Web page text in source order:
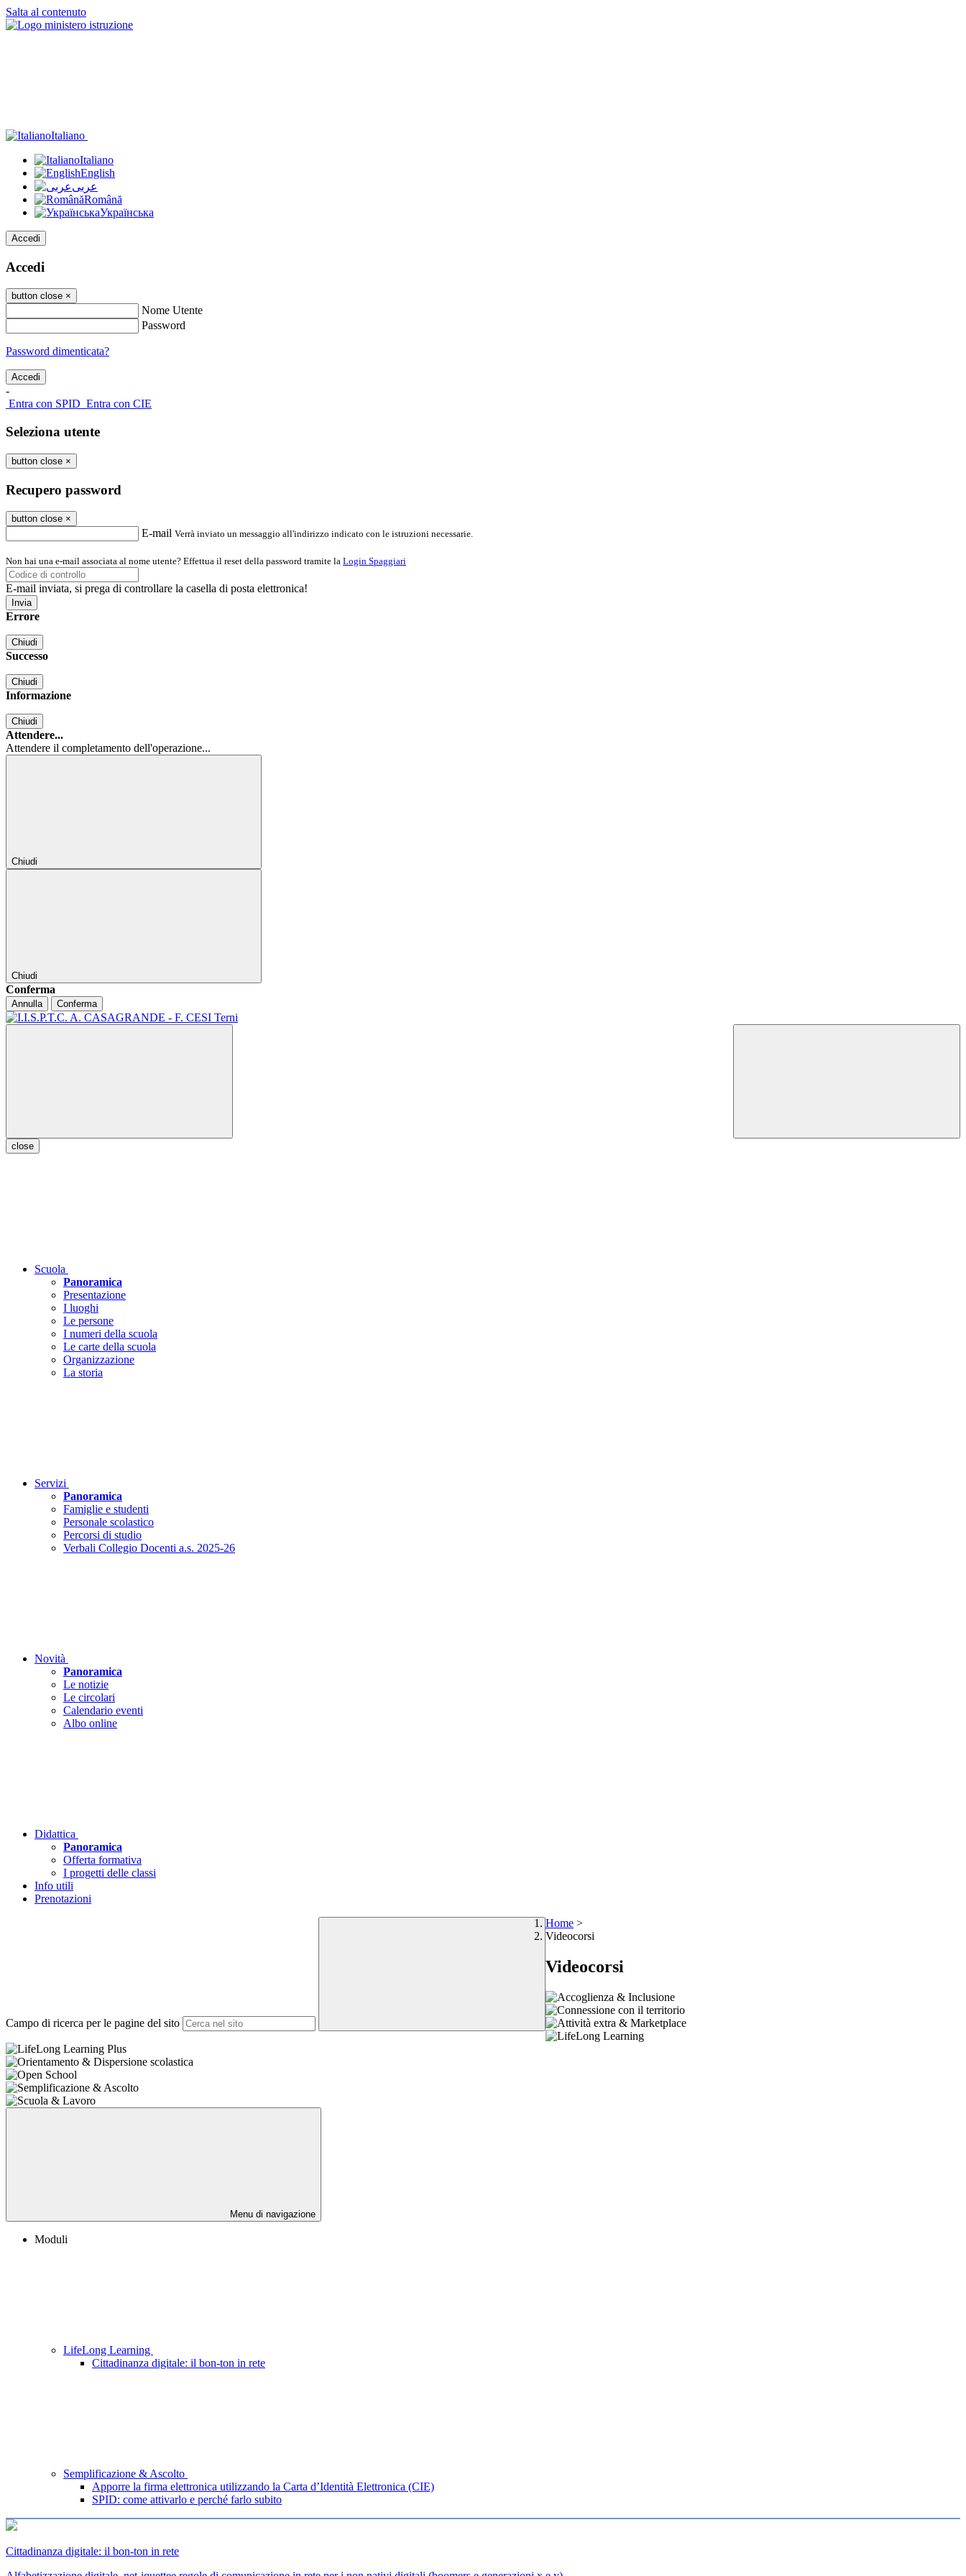
Salta al contenuto
Italiano
Italiano
English
عربى
Română
Українська
Accedi
Accedi
button close ×
Nome Utente
Password
Password dimenticata?
-
Entra con SPID Entra con CIE
Seleziona utente
button close ×
Recupero password
button close ×
E-mail Verrà inviato un messaggio all'indirizzo indicato con le istruzioni necessarie.
Non hai una e-mail associata al nome utente? Effettua il reset della password tramite la Login Spaggiari
E-mail inviata, si prega di controllare la casella di posta elettronica!
Errore
Chiudi
Successo
Chiudi
Informazione
Chiudi
Attendere...
Attendere il completamento dell'operazione...
Chiudi
Chiudi
Conferma
Annulla Conferma
close
Scuola
Panoramica
Presentazione
I luoghi
Le persone
I numeri della scuola
Le carte della scuola
Organizzazione
La storia
Servizi
Panoramica
Famiglie e studenti
Personale scolastico
Percorsi di studio
Verbali Collegio Docenti a.s. 2025-26
Novità
Panoramica
Le notizie
Le circolari
Calendario eventi
Albo online
Didattica
Panoramica
Offerta formativa
I progetti delle classi
Info utili
Prenotazioni
Campo di ricerca per le pagine del sito
Home >
Videocorsi
Videocorsi
Menu di navigazione
Moduli
LifeLong Learning
Cittadinanza digitale: il bon-ton in rete
Semplificazione & Ascolto
Apporre la firma elettronica utilizzando la Carta d’Identità Elettronica (CIE)
SPID: come attivarlo e perché farlo subito
Cittadinanza digitale: il bon-ton in rete